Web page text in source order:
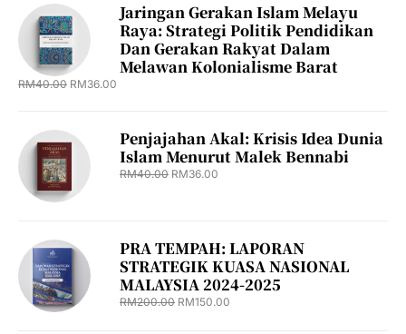
Jaringan Gerakan Islam Melayu
Raya: Strategi Politik Pendidikan
Dan Gerakan Rakyat Dalam
Melawan Kolonialisme Barat
RM40.00 RM36.00
Penjajahan Akal: Krisis Idea Dunia
Islam Menurut Malek Bennabi
RM40.00 RM36.00
PRA TEMPAH: LAPORAN
STRATEGIK KUASA NASIONAL
MALAYSIA 2024-2025
RM200.00 RM150.00